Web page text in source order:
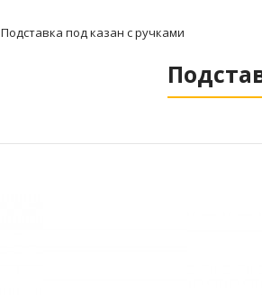
Подставка под казан с ручками